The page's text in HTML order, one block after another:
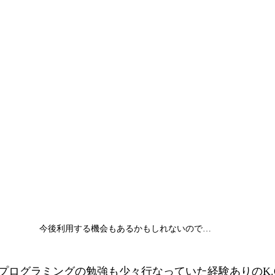
今後利用する機会もあるかもしれないので…
ログラミングの勉強も少々行なっていた経験ありの